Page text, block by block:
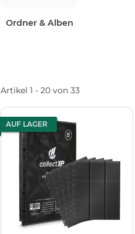
Ordner & Alben
Artikel 1 - 20 von 33
AUF LAGER